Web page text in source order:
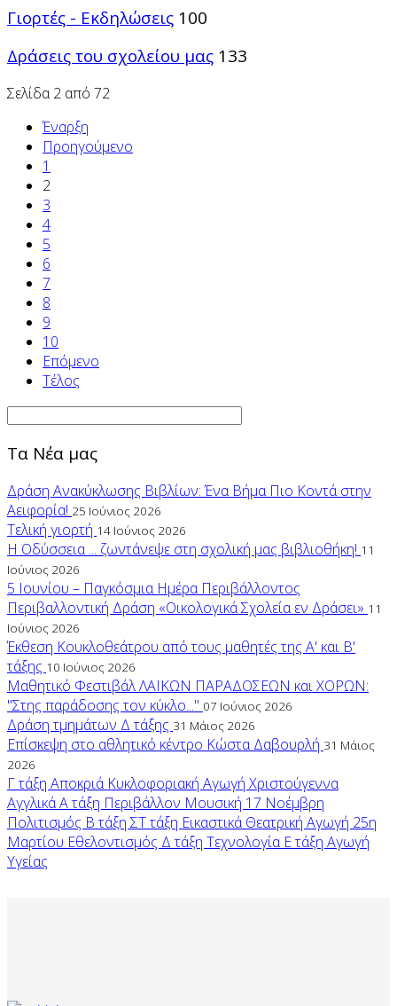
Γιορτές - Εκδηλώσεις 100
Δράσεις του σχολείου μας 133
Σελίδα 2 από 72
Έναρξη
Προηγούμενο
1
2
3
4
5
6
7
8
9
10
Επόμενο
Τέλος
Τα Νέα μας
Δράση Ανακύκλωσης Βιβλίων: Ένα Βήμα Πιο Κοντά στην
Αειφορία! 25 Ιούνιος 2026
Τελική γιορτή 14 Ιούνιος 2026
Η Οδύσσεια ... ζωντάνεψε στη σχολική μας βιβλιοθήκη! 11
Ιούνιος 2026
5 Ιουνίου – Παγκόσμια Ημέρα Περιβάλλοντος
Περιβαλλοντική Δράση «Οικολογικά Σχολεία εν Δράσει» 11
Ιούνιος 2026
Έκθεση Κουκλοθεάτρου από τους μαθητές της Α' και Β'
τάξης 10 Ιούνιος 2026
Μαθητικό Φεστιβάλ ΛΑΙΚΩΝ ΠΑΡΑΔΟΣΕΩΝ και ΧΟΡΩΝ:
"Στης παράδοσης τον κύκλο..." 07 Ιούνιος 2026
Δράση τμημάτων Δ τάξης 31 Μάιος 2026
Επίσκεψη στο αθλητικό κέντρο Κώστα Δαβουρλή 31 Μάιος
2026
Γ τάξη Αποκριά Κυκλοφοριακή Αγωγή Χριστούγεννα
ΑγγλικάΑ τάξη Περιβάλλον Μουσική 17 Νοέμβρη
Πολιτισμός Β τάξη ΣΤ τάξη ΕικαστικάΘεατρική Αγωγή 25η
Μαρτίου Εθελοντισμός Δ τάξη Τεχνολογία Ε τάξη Αγωγή
Υγείας